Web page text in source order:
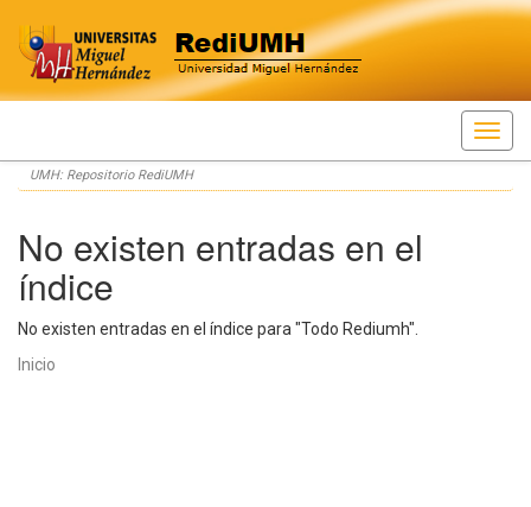
Skip
navigation
UMH: Repositorio RediUMH
No existen entradas en el
índice
No existen entradas en el índice para "Todo Rediumh".
Inicio